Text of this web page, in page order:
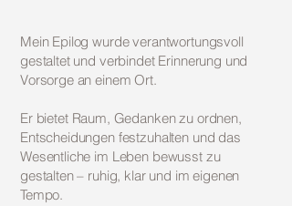
Mein Epilog wurde verantwortungsvoll
gestaltet und verbindet Erinnerung und
Vorsorge an einem Ort.
Er bietet Raum, Gedanken zu ordnen,
Entscheidungen festzuhalten und das
Wesentliche im Leben bewusst zu
gestalten – ruhig, klar und im eigenen
Tempo.